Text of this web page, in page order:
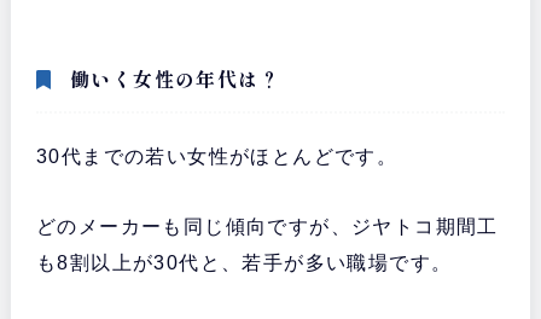
働いく女性の年代は？
30代までの若い女性がほとんどです。
どのメーカーも同じ傾向ですが、ジヤトコ期間工
も8割以上が30代と、若手が多い職場です。